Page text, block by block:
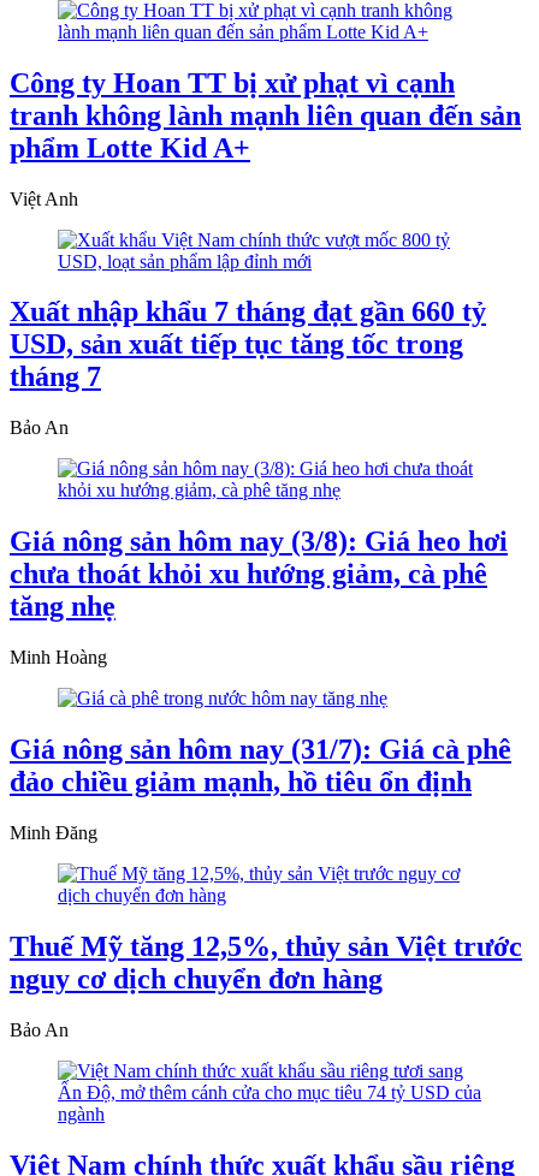
Công ty Hoan TT bị xử phạt vì cạnh
tranh không lành mạnh liên quan đến sản
phẩm Lotte Kid A+
Việt Anh
Xuất nhập khẩu 7 tháng đạt gần 660 tỷ
USD, sản xuất tiếp tục tăng tốc trong
tháng 7
Bảo An
Giá nông sản hôm nay (3/8): Giá heo hơi
chưa thoát khỏi xu hướng giảm, cà phê
tăng nhẹ
Minh Hoàng
Giá nông sản hôm nay (31/7): Giá cà phê
đảo chiều giảm mạnh, hồ tiêu ổn định
Minh Đăng
Thuế Mỹ tăng 12,5%, thủy sản Việt trước
nguy cơ dịch chuyển đơn hàng
Bảo An
Việt Nam chính thức xuất khẩu sầu riêng